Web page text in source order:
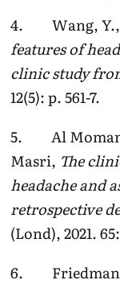
4. Wang, Y.,
features of
clinic study
12(5): p. 561-7.
5. Al
Masri, The
headache and
retrospective
(Lond), 2021.
6. Friedman,